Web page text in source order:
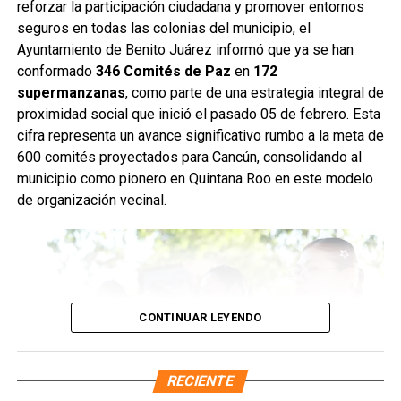
de las supermanzanas 213 y 235, donde personal de
Servicios Públicos retiró basura vegetal, tierra y otros
desechos que obstruyen el flujo pluvial. En la
Supermanzana 235 se complementó la jornada con una
brigada de descacharrización para evitar la formación de
basureros clandestinos y promover la correcta
disposición de muebles, electrodomésticos y llantas.
Fuente: 5to Poder Agencia de Noticias
reforzar la participación ciudadana y promover entornos
seguros en todas las colonias del municipio, el
Ayuntamiento de Benito Juárez informó que ya se han
conformado 346 Comités de Paz en 172
supermanzanas, como parte de una estrategia integral de
proximidad social que inició el pasado 05 de febrero. Esta
cifra representa un avance significativo rumbo a la meta de
600 comités proyectados para Cancún, consolidando al
municipio como pionero en Quintana Roo en este modelo
de organización vecinal.
CONTINUAR LEYENDO
RECIENTE